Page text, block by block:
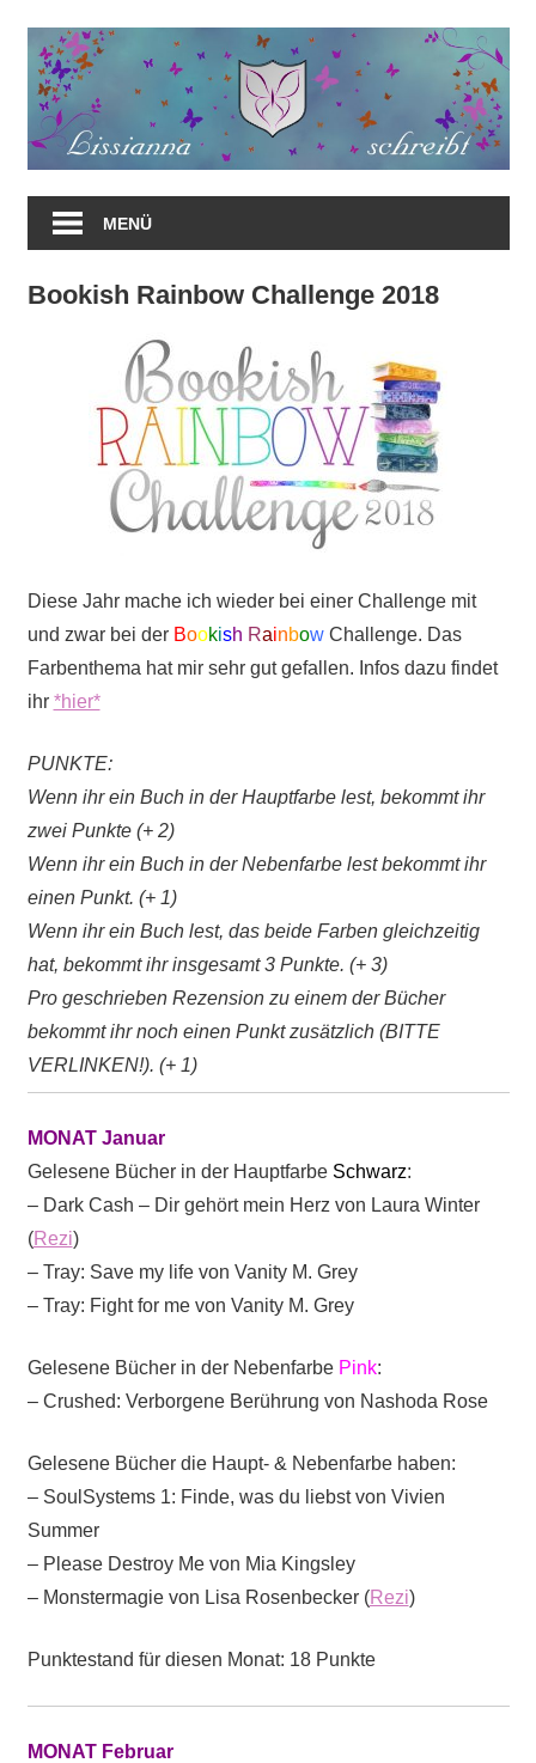
springen
MENÜ
Bookish Rainbow Challenge 2018
Diese Jahr mache ich wieder bei einer Challenge mit
und zwar bei der Bookish RainbowChallenge. Das
Farbenthema hat mir sehr gut gefallen. Infos dazu findet
ihr *hier*
PUNKTE:
Wenn ihr ein Buch in der Hauptfarbe lest, bekommt ihr
zwei Punkte (+ 2)
Wenn ihr ein Buch in der Nebenfarbe lest bekommt ihr
einen Punkt. (+ 1)
Wenn ihr ein Buch lest, das beide Farben gleichzeitig
hat, bekommt ihr insgesamt 3 Punkte. (+ 3)
Pro geschrieben Rezension zu einem der Bücher
bekommt ihr noch einen Punkt zusätzlich (BITTE
VERLINKEN!). (+ 1)
MONAT Januar
Gelesene Bücher in der Hauptfarbe Schwarz:
– Dark Cash – Dir gehört mein Herz von Laura Winter
(Rezi)
– Tray: Save my life von Vanity M. Grey
– Tray: Fight for me von Vanity M. Grey
Gelesene Bücher in der Nebenfarbe Pink:
– Crushed: Verborgene Berührung von Nashoda Rose
Gelesene Bücher die Haupt- & Nebenfarbe haben:
– SoulSystems 1: Finde, was du liebst von Vivien
Summer
– Please Destroy Me von Mia Kingsley
– Monstermagie von Lisa Rosenbecker (Rezi)
Punktestand für diesen Monat: 18 Punkte
MONAT Februar